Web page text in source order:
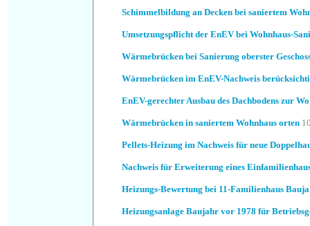
Schimmelbildung an Decken bei saniertem
Umsetzungspflicht der EnEV bei Wohnhaus-
Wärmebrücken bei Sanierung oberster
Wärmebrücken im EnEV-Nachweis
EnEV-gerechter Ausbau des Dachbodens zur
Wärmebrücken in saniertem Wohnhaus orten
Pellets-Heizung im Nachweis für neue
Nachweis für Erweiterung eines
Heizungs-Bewertung bei 11-Familienhaus
Heizungsanlage Baujahr vor 1978 für